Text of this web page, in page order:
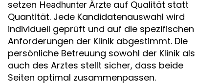
setzen Headhunter Ärzte auf Qualität statt
Quantität. Jede Kandidatenauswahl wird
individuell geprüft und auf die spezifischen
Anforderungen der Klinik abgestimmt. Die
persönliche Betreuung sowohl der Klinik als
auch des Arztes stellt sicher, dass beide
Seiten optimal zusammenpassen.